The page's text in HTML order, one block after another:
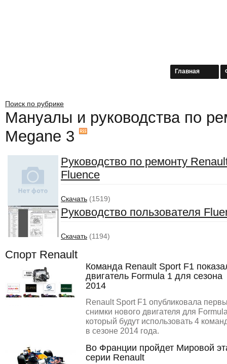
Главная
Поиск по рубрике
Мануалы и руководства по
Megane 3
Руководство по ремонту
Fluence
Скачать (1519)
Руководство пользователя
Скачать (1194)
Спорт Renault
Команда Renault Sport F1
двигатель Formula 1 для сезона
2014
Renault Sport F1 опубликовала
снимки нового двигателя для
который будут использовать 4
в сезоне 2014 года.
Во Франции пройдет Мировой
серии Renault